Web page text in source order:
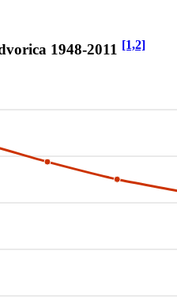
1948-2011 [1,2]